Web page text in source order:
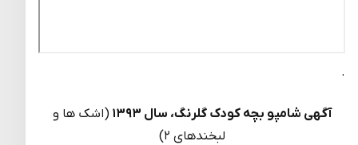
.
آگهی شامپو بچه کودک گلرنگ، سال ۱۳۹۳
(اشک ها و
لبخندهای ۲)